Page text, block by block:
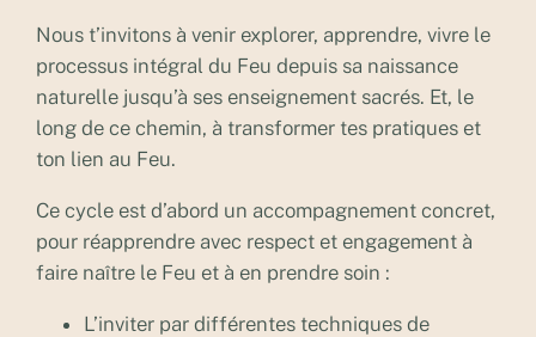
Nous t’invitons à venir explorer, apprendre, vivre le
processus intégral du Feu depuis sa naissance
naturelle jusqu’à ses enseignement sacrés. Et, le
long de ce chemin, à transformer tes pratiques et
ton lien au Feu.
Ce cycle est d’abord un accompagnement concret,
pour réapprendre avec respect et engagement à
faire naître le Feu et à en prendre soin :
L’inviter par différentes techniques de